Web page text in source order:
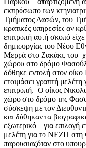
εκπρόσωπο των
Τμήματος Δασών, του
κρατικές υπηρεσίες αν
επιτροπή αυτή σκοπό
δημιουργίας του Νέου
Μερρά στο Ζακάκι, του
χώρου στο δρόμο
δόθηκε εντολή στον οίκο
ετοιμάσει γραπτή
επιτροπή. Ο οίκος
χώρο στο δρόμο της
σύσκεψη με τον
και δόθηκαν τα
εξωτερικό για επιλογή
μελέτη για το ΝΕΖΠ
παρουσιαζόταν στο